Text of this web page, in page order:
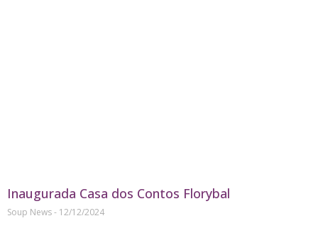
Inaugurada Casa dos Contos Florybal
Soup News
12/12/2024